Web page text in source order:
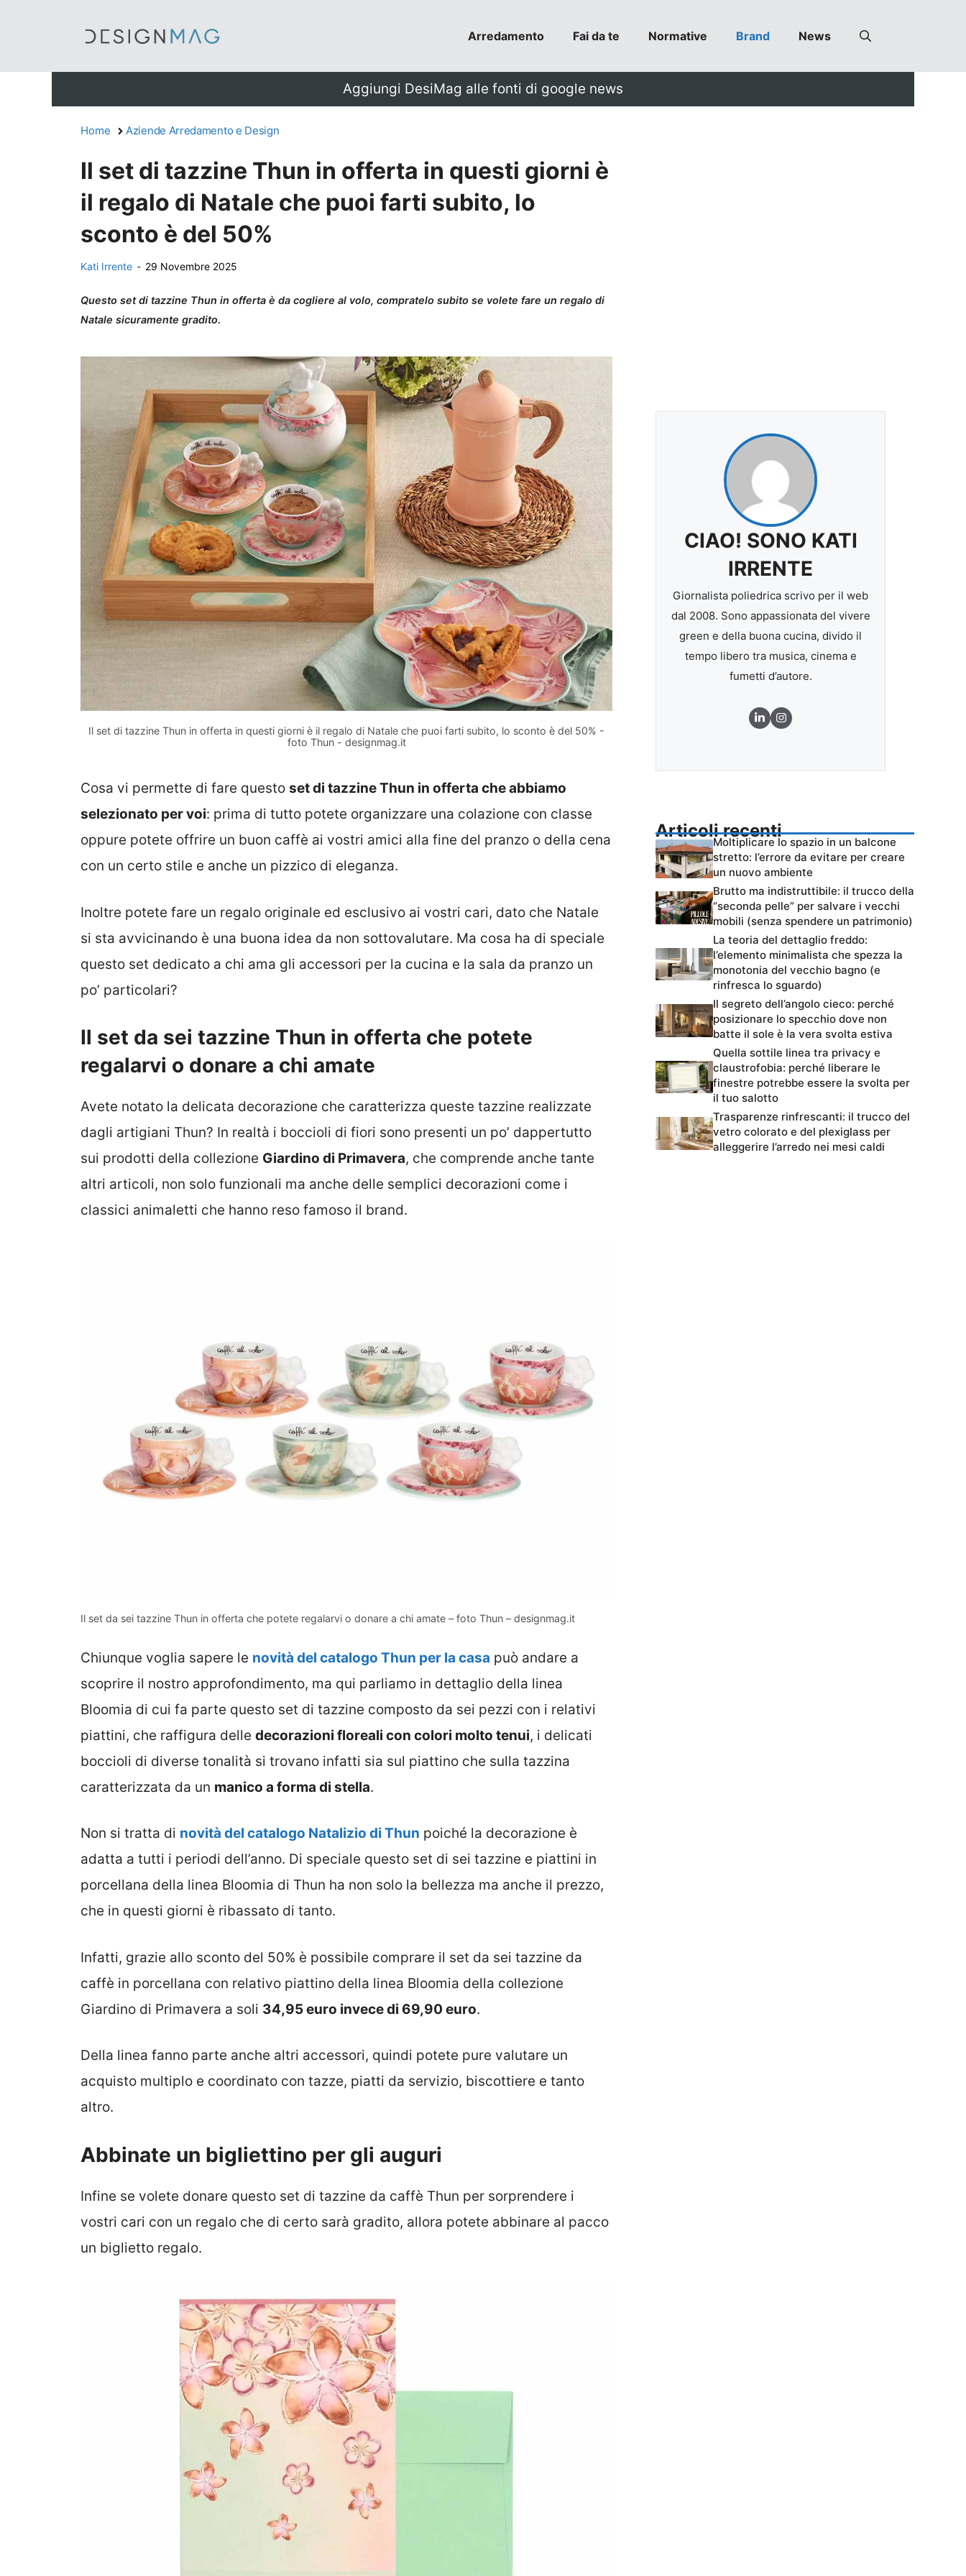
Arredamento Fai da te Normative Brand News
Aggiungi DesiMag alle fonti di google news
Home Aziende Arredamento e Design
Il set di tazzine Thun in offerta in questi giorni è
il regalo di Natale che puoi farti subito, lo
sconto è del 50%
Kati Irrente - 29 Novembre 2025
Questo set di tazzine Thun in offerta è da cogliere al volo, compratelo subito se volete fare un regalo di
Natale sicuramente gradito.
Il set di tazzine Thun in offerta in questi giorni è il regalo di Natale che puoi farti subito, lo sconto è del 50% -
foto Thun - designmag.it
Cosa vi permette di fare questo set di tazzine Thun in offerta che abbiamo
selezionato per voi: prima di tutto potete organizzare una colazione con classe
oppure potete offrire un buon caffè ai vostri amici alla fine del pranzo o della cena
con un certo stile e anche un pizzico di eleganza.
Inoltre potete fare un regalo originale ed esclusivo ai vostri cari, dato che Natale
si sta avvicinando è una buona idea da non sottovalutare. Ma cosa ha di speciale
questo set dedicato a chi ama gli accessori per la cucina e la sala da pranzo un
po’ particolari?
Il set da sei tazzine Thun in offerta che potete
regalarvi o donare a chi amate
Avete notato la delicata decorazione che caratterizza queste tazzine realizzate
dagli artigiani Thun? In realtà i boccioli di fiori sono presenti un po’ dappertutto
sui prodotti della collezione Giardino di Primavera, che comprende anche tante
altri articoli, non solo funzionali ma anche delle semplici decorazioni come i
classici animaletti che hanno reso famoso il brand.
Il set da sei tazzine Thun in offerta che potete regalarvi o donare a chi amate – foto Thun – designmag.it
Chiunque voglia sapere le novità del catalogo Thun per la casa può andare a
scoprire il nostro approfondimento, ma qui parliamo in dettaglio della linea
Bloomia di cui fa parte questo set di tazzine composto da sei pezzi con i relativi
piattini, che raffigura delle decorazioni floreali con colori molto tenui, i delicati
boccioli di diverse tonalità si trovano infatti sia sul piattino che sulla tazzina
caratterizzata da un manico a forma di stella.
Non si tratta di novità del catalogo Natalizio di Thun poiché la decorazione è
adatta a tutti i periodi dell’anno. Di speciale questo set di sei tazzine e piattini in
porcellana della linea Bloomia di Thun ha non solo la bellezza ma anche il prezzo,
che in questi giorni è ribassato di tanto.
Infatti, grazie allo sconto del 50% è possibile comprare il set da sei tazzine da
caffè in porcellana con relativo piattino della linea Bloomia della collezione
Giardino di Primavera a soli 34,95 euro invece di 69,90 euro.
Della linea fanno parte anche altri accessori, quindi potete pure valutare un
acquisto multiplo e coordinato con tazze, piatti da servizio, biscottiere e tanto
altro.
Abbinate un bigliettino per gli auguri
Infine se volete donare questo set di tazzine da caffè Thun per sorprendere i
vostri cari con un regalo che di certo sarà gradito, allora potete abbinare al pacco
un biglietto regalo.
CIAO! SONO KATI
IRRENTE
Giornalista poliedrica scrivo per il web
dal 2008. Sono appassionata del vivere
green e della buona cucina, divido il
tempo libero tra musica, cinema e
fumetti d’autore.
Articoli recenti
Moltiplicare lo spazio in un balcone
stretto: l’errore da evitare per creare
un nuovo ambiente
Brutto ma indistruttibile: il trucco della
“seconda pelle” per salvare i vecchi
mobili (senza spendere un patrimonio)
La teoria del dettaglio freddo:
l’elemento minimalista che spezza la
monotonia del vecchio bagno (e
rinfresca lo sguardo)
Il segreto dell’angolo cieco: perché
posizionare lo specchio dove non
batte il sole è la vera svolta estiva
Quella sottile linea tra privacy e
claustrofobia: perché liberare le
finestre potrebbe essere la svolta per
il tuo salotto
Trasparenze rinfrescanti: il trucco del
vetro colorato e del plexiglass per
alleggerire l’arredo nei mesi caldi